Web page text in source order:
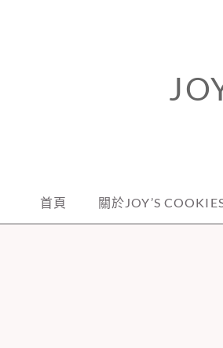
首頁 關於JOY’S